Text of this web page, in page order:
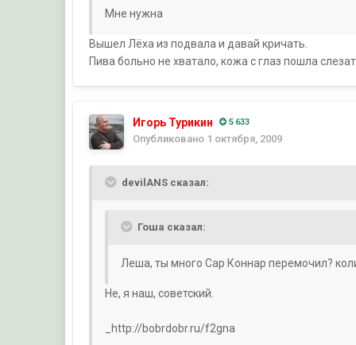
Мне нужна
Вышел Лёха из подвала и давай кричать.
Пива больно не хватало, кожа с глаз пошла
Игорь Турикин 5 633
Опубликовано 1 октября, 2009
devilANS сказал:
Гоша сказал:
Леша, ты много Сар Коннар перемочил?
Не, я наш, советский.
_http://bobrdobr.ru/f2gna